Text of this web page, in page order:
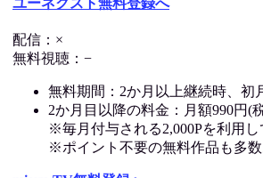
ユーネクスト無料登録へ
配信：×
無料視聴：−
無料期間：2か月以上継続時、初
2か月目以降の料金：月額990円(
※毎月付与される2,000Pを利用
※ポイント不要の無料作品も多